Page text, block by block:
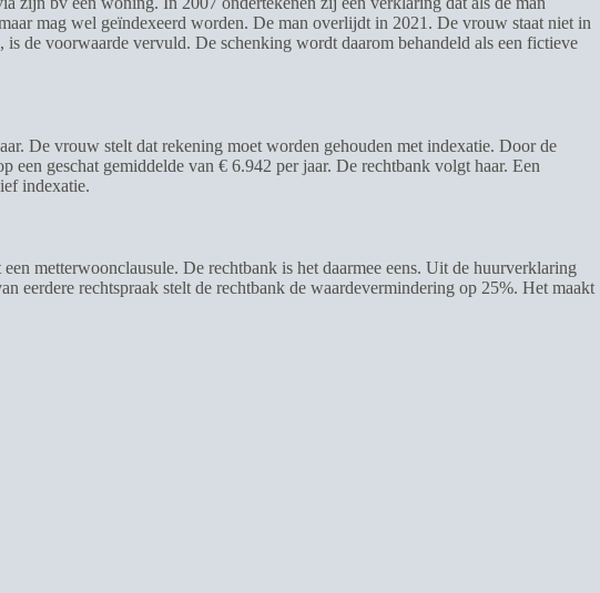
mag wel geïndexeerd worden. De man overlijdt in 2021. De vrouw staat niet in
de voorwaarde vervuld. De schenking wordt daarom behandeld als een fictieve
De vrouw stelt dat rekening moet worden gehouden met indexatie. Door de
geschat gemiddelde van € 6.942 per jaar. De rechtbank volgt haar. Een
indexatie.
metterwoonclausule. De rechtbank is het daarmee eens. Uit de huurverklaring
eerdere rechtspraak stelt de rechtbank de waardevermindering op 25%. Het maakt